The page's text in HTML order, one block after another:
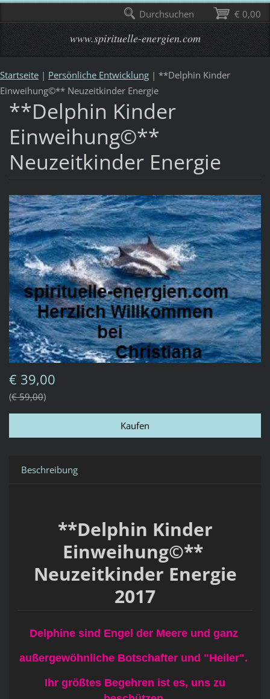
www.spirituelle-energien.com
Startseite | Persönliche Entwicklung | **Delphin Kinder
Einweihung©** Neuzeitkinder Energie
**Delphin Kinder
Einweihung©**
Neuzeitkinder Energie
€ 39,00
€ 59,00
Beschreibung
**Delphin Kinder
Einweihung©**
Neuzeitkinder Energie
2017
Delphine sind Engel der Meere und ganz
außergewöhnliche Botschafter und "Heiler".
Ihr größtes Begehren ist es, uns zu
€ 0,00
Durchsuchen